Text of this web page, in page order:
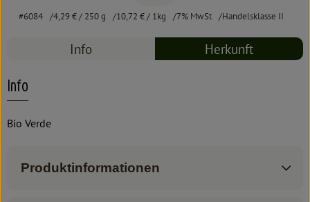
#6084 4,29 €/ 250 g 10,72 €/ 1kg 7% MwSt Handelsklasse II
Info Herkunft
Info
Bio Verde
Produktinformationen